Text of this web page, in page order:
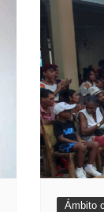
Ámbito